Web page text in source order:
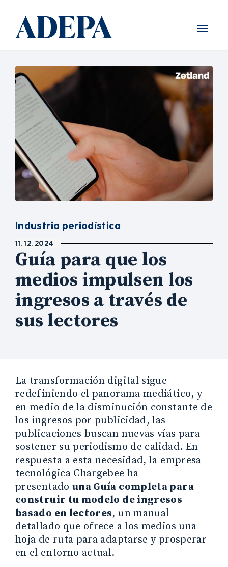
Industria periodística
11. 12. 2024
Guía para que los
medios impulsen los
ingresos a través de
sus lectores
La transformación digital sigue
redefiniendo el panorama mediático, y
en medio de la disminución constante de
los ingresos por publicidad, las
publicaciones buscan nuevas vías para
sostener su periodismo de calidad. En
respuesta a esta necesidad, la empresa
tecnológica Chargebee ha
presentado una Guía completa para
construir tu modelo de ingresos
basado en lectores, un manual
detallado que ofrece a los medios una
hoja de ruta para adaptarse y prosperar
en el entorno actual.